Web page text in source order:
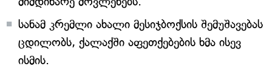
სანამ კრემლი ახალი მესიჯბოქსის შემუშავებას
ცდილობს, ქალაქში აფეთქებების ხმა ისევ
ისმის.